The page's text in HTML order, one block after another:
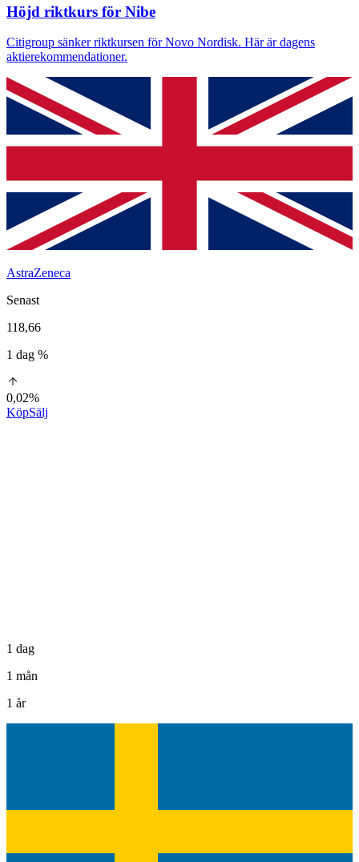
Höjd riktkurs för Nibe
Citigroup sänker riktkursen för Novo Nordisk. Här är dagens
aktierekommendationer.
AstraZeneca
Senast
118,66
1 dag %
0,02%
KöpSälj
1 dag
1 mån
1 år